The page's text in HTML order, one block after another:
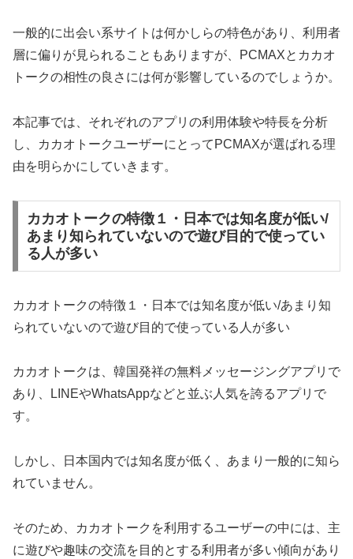
一般的に出会い系サイトは何かしらの特色があり、利用者
層に偏りが見られることもありますが、PCMAXとカカオ
トークの相性の良さには何が影響しているのでしょうか。
本記事では、それぞれのアプリの利用体験や特長を分析
し、カカオトークユーザーにとってPCMAXが選ばれる理
由を明らかにしていきます。
カカオトークの特徴１・日本では知名度が低い/
あまり知られていないので遊び目的で使ってい
る人が多い
カカオトークの特徴１・日本では知名度が低い/あまり知
られていないので遊び目的で使っている人が多い
カカオトークは、韓国発祥の無料メッセージングアプリで
あり、LINEやWhatsAppなどと並ぶ人気を誇るアプリで
す。
しかし、日本国内では知名度が低く、あまり一般的に知ら
れていません。
そのため、カカオトークを利用するユーザーの中には、主
に遊びや趣味の交流を目的とする利用者が多い傾向があり